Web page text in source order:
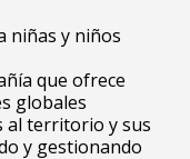
niñas y niños
que ofrece
globales
al territorio y sus
y gestionando